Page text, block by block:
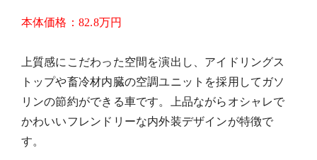
本体価格 ： 82.8万円
上質感にこだわった空間を演出し、アイドリングス
トップや畜冷材内臓の空調ユニットを採用してガソ
リンの節約ができる車です。上品ながらオシャレで
かわいいフレンドリーな内外装デザインが特徴で
す。